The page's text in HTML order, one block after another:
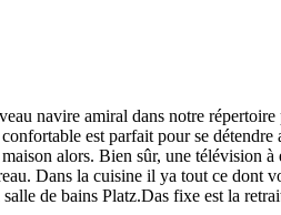
navire amiral dans notre
est parfait pour se
alors. Bien sûr, une télévision
Dans la cuisine il ya tout ce
de bains Platz.Das fixe est la